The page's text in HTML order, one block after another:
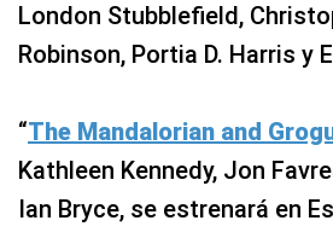
London Stubblefield,
Robinson, Portia D. Harris y
“The Mandalorian and
Kathleen Kennedy, Jon
Ian Bryce, se estrenará en